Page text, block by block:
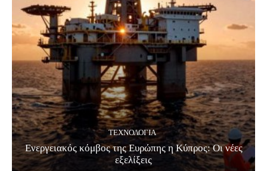
ΤΕΧΝΟΛΟΓΊΑ
Ενεργειακός κόμβος της Ευρώπης η Κύπρος: Οι νέες
εξελίξεις